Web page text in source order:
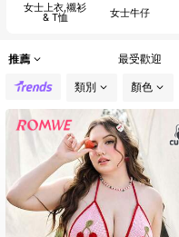
女士上衣,襯衫
& T恤 女士牛仔
推薦 最受歡迎
類別 顏色